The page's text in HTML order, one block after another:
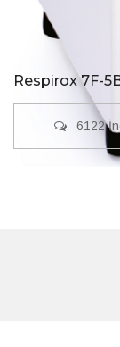
Respirox 7F-
6122